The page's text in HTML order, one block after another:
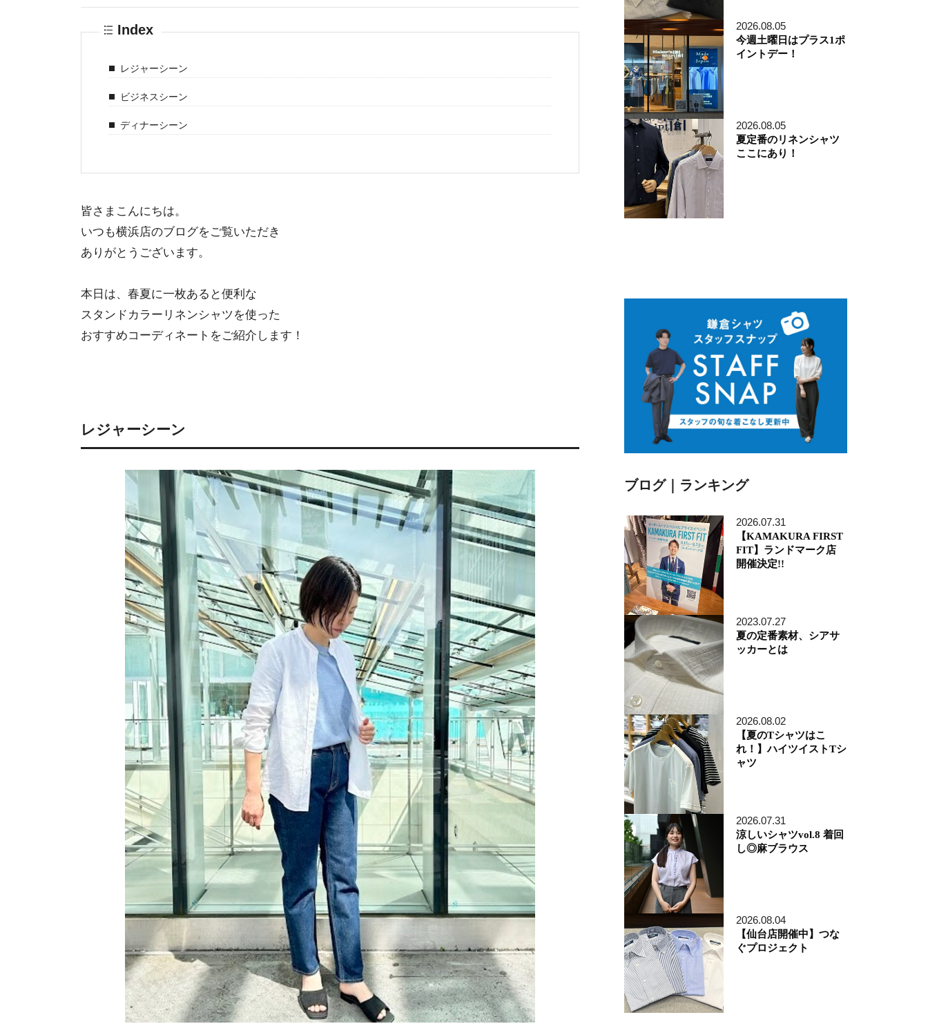
博多深見パークビルディング店
その他
オンラインショップ
商品企画部
人事部（採用）
プレス
貞末奈名子
ディレクター貞末哲兵
貞末タミ子
鎌倉事業構想室
デザイン開発本部
くろすとしゆき
Index
レジャーシーン
ビジネスシーン
ディナーシーン
皆さまこんにちは。
いつも横浜店のブログをご覧いただき
ありがとうございます。
本日は、春夏に一枚あると便利な
スタンドカラーリネンシャツを使った
おすすめコーディネートをご紹介します！
レジャーシーン
2026.08.05
今週土曜日はプラス1ポ
イントデー！
2026.08.05
夏定番のリネンシャツ
ここにあり！
ブログ｜ランキング
2026.07.31
【KAMAKURA FIRST
FIT】ランドマーク店
開催決定!!
2023.07.27
夏の定番素材、シアサ
ッカーとは
2026.08.02
【夏のTシャツはこ
れ！】ハイツイストTシ
ャツ
2026.07.31
涼しいシャツvol.8 着回
し◎麻ブラウス
2026.08.04
【仙台店開催中】つな
ぐプロジェクト